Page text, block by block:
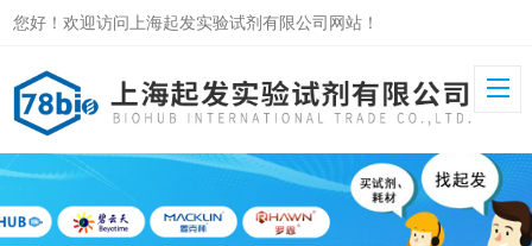
您好！欢迎访问上海起发实验试剂有限公司网站！